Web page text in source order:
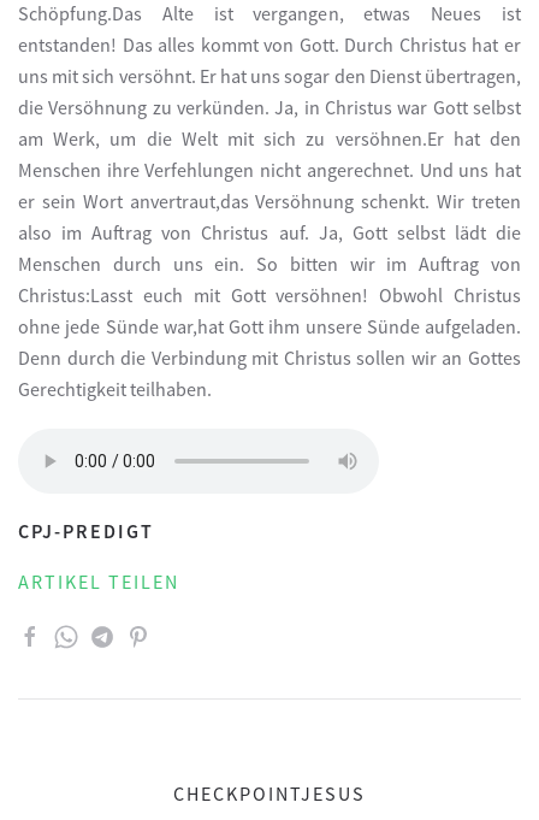
Schöpfung.Das Alte ist vergangen, etwas Neues ist
entstanden! Das alles kommt von Gott. Durch Christus hat er
uns mit sich versöhnt. Er hat uns sogar den Dienst übertragen,
die Versöhnung zu verkünden. Ja, in Christus war Gott selbst
am Werk, um die Welt mit sich zu versöhnen.Er hat den
Menschen ihre Verfehlungen nicht angerechnet. Und uns hat
er sein Wort anvertraut,das Versöhnung schenkt. Wir treten
also im Auftrag von Christus auf. Ja, Gott selbst lädt die
Menschen durch uns ein. So bitten wir im Auftrag von
Christus:Lasst euch mit Gott versöhnen! Obwohl Christus
ohne jede Sünde war,hat Gott ihm unsere Sünde aufgeladen.
Denn durch die Verbindung mit Christus sollen wir an Gottes
Gerechtigkeit teilhaben.
CPJ-PREDIGT
ARTIKEL TEILEN
CHECKPOINTJESUS